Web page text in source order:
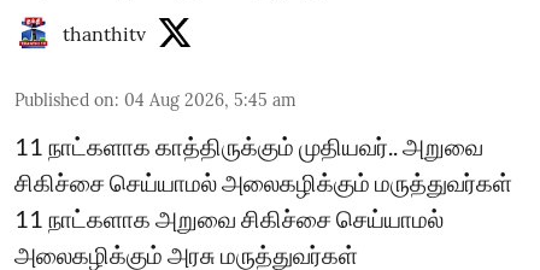
thanthitv
Published on: 04 Aug 2026, 5:45 am
11 நாட்களாக காத்திருக்கும் முதியவர்.. அறுவை
சிகிச்சை செய்யாமல் அலைகழிக்கும் மருத்துவர்கள்
11 நாட்களாக அறுவை சிகிச்சை செய்யாமல்
அலைகழிக்கும் அரசு மருத்துவர்கள்